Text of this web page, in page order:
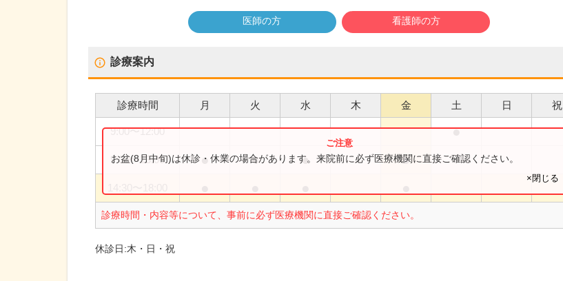
医師の方 看護師の方
診療案内
診療時間 月 火 水 木 金 土 日 祝
9:00〜12:00 ●
9:00〜13:00 ● ● ● ●
診療時間・内容等について、事前に必ず医療機関に直接ご確認ください。
お盆(8月中旬)は休診・休業の場合があります。来院前に必ず医療機関に直接ご確認ください。
×閉じる
休診日:木・日・祝